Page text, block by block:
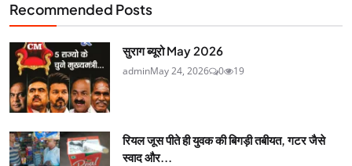
Recommended Posts
सुराग ब्यूरो May 2026
adminMay 24, 2026 0 19
रियल जूस पीते ही युवक की बिगड़ी तबीयत, गटर जैसे
स्वाद और...